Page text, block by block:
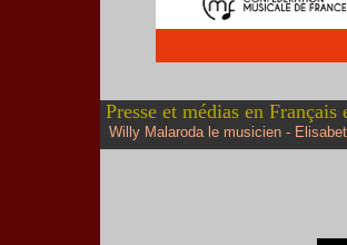
Presse et médias en Français
Willy Malaroda le musicien -